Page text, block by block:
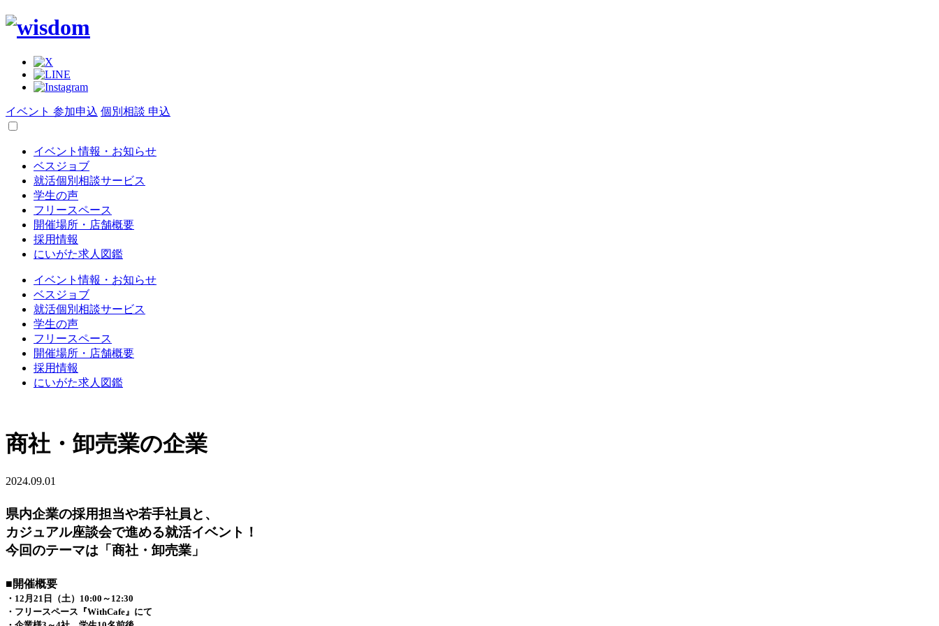
イベント 参加申込 個別相談 申込
イベント情報・お知らせ
ベスジョブ
就活個別相談サービス
学生の声
フリースペース
開催場所・店舗概要
採用情報
にいがた求人図鑑
イベント情報・お知らせ
ベスジョブ
就活個別相談サービス
学生の声
フリースペース
開催場所・店舗概要
採用情報
にいがた求人図鑑
商社・卸売業の企業
2024.09.01
県内企業の採用担当や若手社員と、
カジュアル座談会で進める就活イベント！
今回のテーマは「商社・卸売業」
■開催概要
・12 月21日（土）10:00～12:30
・フリースペース『WithCafe』にて